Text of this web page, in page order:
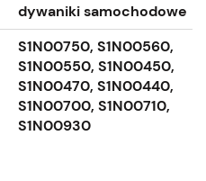
dywaniki samochodowe
S1N00750, S1N00560,
S1N00550, S1N00450,
S1N00470, S1N00440,
S1N00700, S1N00710,
S1N00930